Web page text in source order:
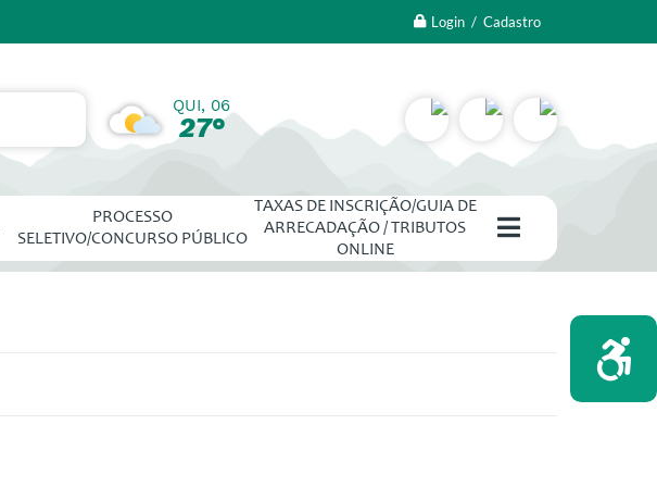
Login / Cadastro
QUI, 06
27°
PROCESSO
SELETIVO/CONCURSO PÚBLICO
TAXAS DE INSCRIÇÃO/GUIA DE
ARRECADAÇÃO / TRIBUTOS
ONLINE